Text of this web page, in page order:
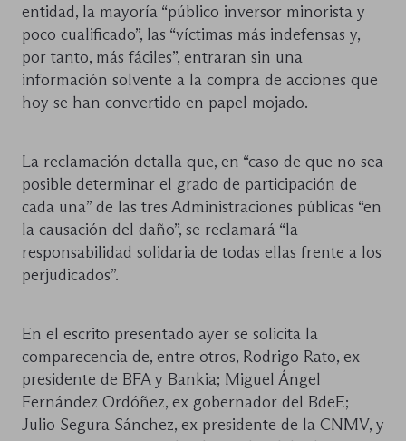
entidad, la mayoría “público inversor minorista y
poco cualificado”, las “víctimas más indefensas y,
por tanto, más fáciles”, entraran sin una
información solvente a la compra de acciones que
hoy se han convertido en papel mojado.
La reclamación detalla que, en “caso de que no sea
posible determinar el grado de participación de
cada una” de las tres Administraciones públicas “en
la causación del daño”, se reclamará “la
responsabilidad solidaria de todas ellas frente a los
perjudicados”.
En el escrito presentado ayer se solicita la
comparecencia de, entre otros, Rodrigo Rato, ex
presidente de BFA y Bankia; Miguel Ángel
Fernández Ordóñez, ex gobernador del BdeE;
Julio Segura Sánchez, ex presidente de la CNMV, y